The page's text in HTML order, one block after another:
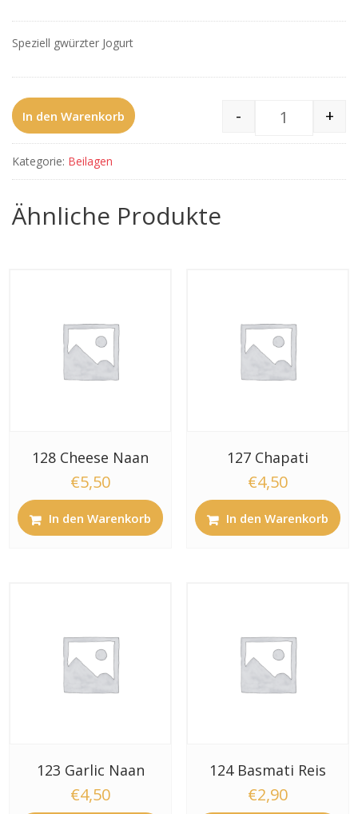
Speziell gwürzter Jogurt
126 Raita
- +
In den Warenkorb
Kategorie: Beilagen
Ähnliche Produkte
128 Cheese Naan
€5,50
In den Warenkorb
127 Chapati
€4,50
In den Warenkorb
123 Garlic Naan
€4,50
124 Basmati Reis
€2,90